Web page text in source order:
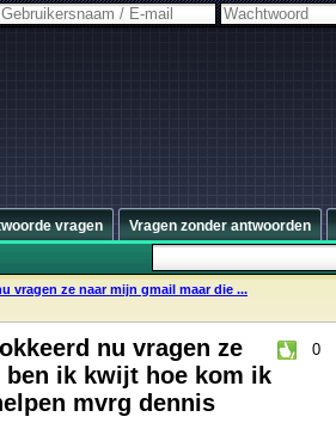
vragen Vragen zonder antwoorden
vragen ze naar mijn gmail maar die ...
0
nu vragen ze
ik kwijt hoe kom ik
mvrg dennis